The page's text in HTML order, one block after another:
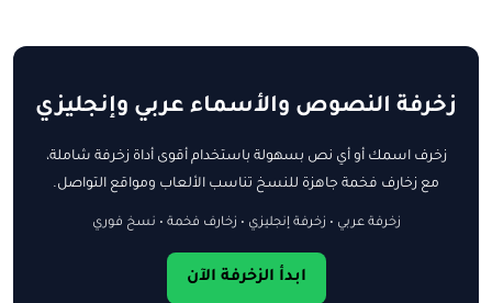
زخرفة النصوص والأسماء عربي وإنجليزي
زخرف اسمك أو أي نص بسهولة باستخدام أقوى أداة زخرفة شاملة،
مع زخارف فخمة جاهزة للنسخ تناسب الألعاب ومواقع التواصل.
زخرفة عربي • زخرفة إنجليزي • زخارف فخمة • نسخ فوري
ابدأ الزخرفة الآن